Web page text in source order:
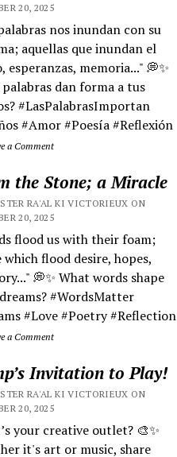
20, 2025
nos inundan con su
aquellas que inundan el
esperanzas, memoria..." 💭✨
palabras dan forma a tus
#LasPalabrasImportan
#Amor #Poesía #Reflexión
a Comment
the Stone; a Miracle
RA'AL KI VICTORIEUX ON
20, 2025
flood us with their foam;
which flood desire, hopes,
💭✨ What words shape
#WordsMatter
#Love #Poetry #Reflection
a Comment
Invitation to Play!
RA'AL KI VICTORIEUX ON
20, 2025
your creative outlet? 🎨✨
it's art or music, share